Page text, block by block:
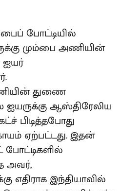
போட்டியில்
மும்பை அணியின்
துணை
ஆஸ்திரேலிய
பிடித்தபோது
ஏற்பட்டது. இதன்
போட்டிகளில்
அவர்,
எதிராக இந்தியாவில்